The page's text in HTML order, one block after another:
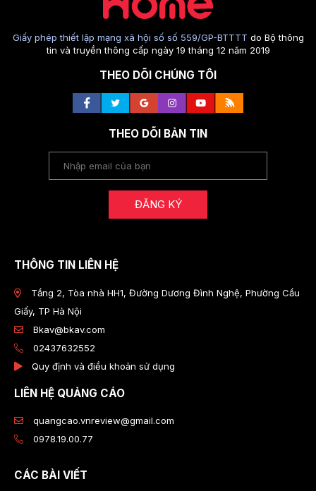
Giấy phép thiết lập mạng xã hội số số 559/GP-BTTTT do Bộ thông
tin và truyền thông cấp ngày 19 tháng 12 năm 2019
THEO DÕI CHÚNG TÔI
THEO DÕI BẢN TIN
ĐĂNG KÝ
THÔNG TIN LIÊN HỆ
Tầng 2, Tòa nhà HH1, Đường Dương Đình Nghệ, Phường Cầu
Giấy, TP Hà Nội
Bkav@bkav.com
02437632552
Quy định và điều khoản sử dụng
LIÊN HỆ QUẢNG CÁO
quangcao.vnreview@gmail.com
0978.19.00.77
CÁC BÀI VIẾT